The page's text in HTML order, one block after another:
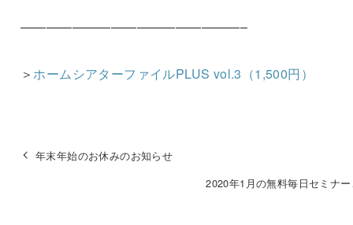
—————————————————–
＞ ホームシアターファイルPLUS vol.3（1,500円）
年末年始のお休みのお知らせ
2020年1月の無料毎日セミナ